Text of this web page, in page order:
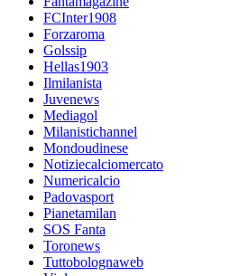
FCInter1908
Forzaroma
Golssip
Hellas1903
Ilmilanista
Juvenews
Mediagol
Milanistichannel
Mondoudinese
Notiziecalciomercato
Numericalcio
Padovasport
Pianetamilan
SOS Fanta
Toronews
Tuttobolognaweb